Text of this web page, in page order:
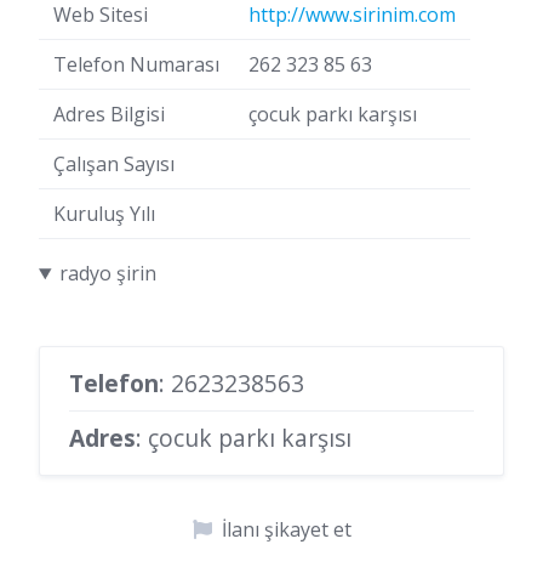
Web Sitesi
http://www.sirinim.com
Telefon Numarası
262 323 85 63
Adres Bilgisi
çocuk parkı karşısı
Çalışan Sayısı
Kuruluş Yılı
radyo şirin
Telefon: 2623238563
Adres: çocuk parkı karşısı
İlanı şikayet et